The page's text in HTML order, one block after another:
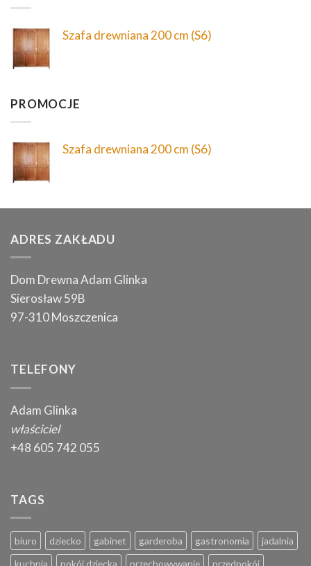
Szafa drewniana 200 cm (S6)
PROMOCJE
Szafa drewniana 200 cm (S6)
ADRES ZAKŁADU
Dom Drewna Adam Glinka
Sierosław 59B
97-310 Moszczenica
TELEFONY
Adam Glinka
właściciel
+48 605 742 055
TAGS
biuro dziecko gabinet garderoba gastronomia
jadalnia
kuchnia
pokój dziecka przechowywanie przedpokój